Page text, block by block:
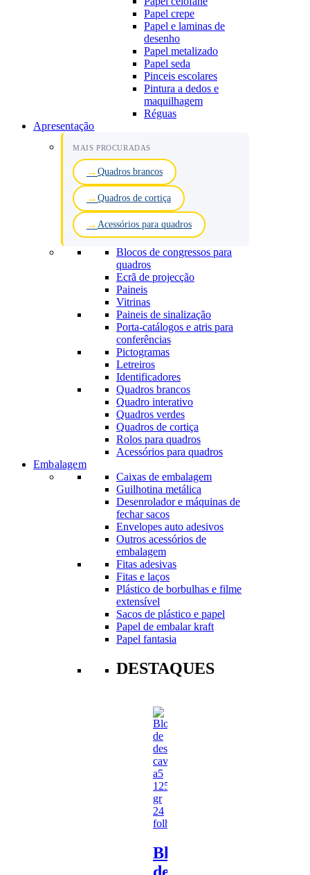
Papel crepe
Papel e laminas de
desenho
Papel metalizado
Papel seda
Pinceis escolares
Pintura a dedos e
maquilhagem
Réguas
Apresentação
MAIS PROCURADAS
Quadros brancos
Quadros de cortiça
Acessórios para quadros
Blocos de congressos para
quadros
Ecrã de projecção
Paineis
Vitrinas
Paineis de sinalização
Porta-catálogos e atris para
conferências
Pictogramas
Letreiros
Identificadores
Quadros brancos
Quadro interativo
Quadros verdes
Quadros de cortiça
Rolos para quadros
Acessórios para quadros
Embalagem
Caixas de embalagem
Guilhotina metálica
Desenrolador e máquinas de
fechar sacos
Envelopes auto adesivos
Outros acessórios de
embalagem
Fitas adesivas
Fitas e laços
Plástico de borbulhas e filme
extensível
Sacos de plástico e papel
Papel de embalar kraft
Papel fantasia
DESTAQUES
Bloco
de